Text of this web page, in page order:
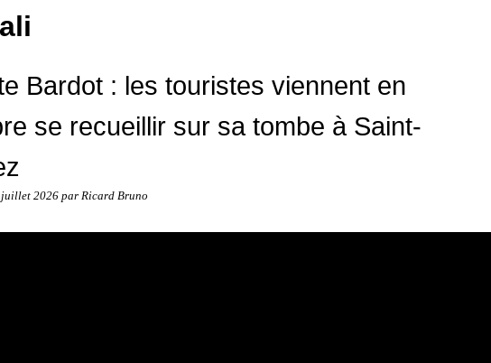
Bardot : les touristes viennent en
se recueillir sur sa tombe à Saint-
2026 par Ricard Bruno